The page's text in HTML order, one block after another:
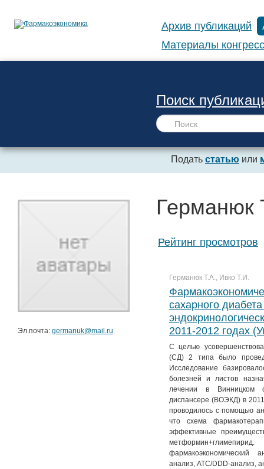
Архив публикаций
Материалы
Поиск
Подать статью или
Германюк
Рейтинг просмотров
Германюк Т.А., Ивко Т.И.
сахарного
2011-2012 годах
С целью
(СД) 2 типа было
Исследование
болезней и листов
лечении в Винницком
диспансере (ВОЭКД) в
проводилось с помощью
что схема
эффективные
фармакоэкономический
анализ, АТС/DDD-анализ,
Эл.почта: germanuk@mail.ru